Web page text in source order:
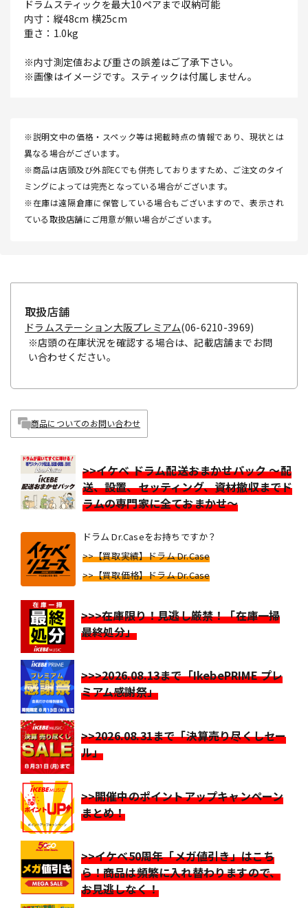
ドラムスティックを最大10ペアまで収納可能
内寸：縦48cm 横25cm
重さ：1.0kg
※内寸測定値および重さの誤差はご了承下さい。
※画像はイメージです。スティックは付属しません。
※説明文中の価格・スペック等は掲載時点の情報であり、現状とは
異なる場合がございます。
※商品は店頭及び外部ECでも併売しておりますため、ご注文のタイ
ミングによっては完売となっている場合がございます。
※在庫は遠隔倉庫に保管している場合もございますので、表示され
ている取扱店舗にご用意が無い場合がございます。
取扱店舗
ドラムステーション大阪プレミアム(06-6210-3969)
※店頭の在庫状況を確認する場合は、記載店舗までお問
い合わせください。
商品についてのお問い合わせ
>>イケベ ドラム配送おまかせパック ～配
送、設置、セッティング、資材撤収までド
ラムの専門家に全ておまかせ～
ドラム Dr.Caseをお持ちですか？
>>【買取実績】ドラム Dr.Case
>>【買取価格】ドラム Dr.Case
>>>在庫限り！見逃し厳禁！「在庫一掃
最終処分」
>>>2026.08.13まで「IkebePRIME プレ
ミアム感謝祭」
>>2026.08.31まで「決算売り尽くしセー
ル」
>>開催中のポイントアップキャンペーン
まとめ！
>>イケベ50周年「メガ値引き」はこち
ら！商品は頻繁に入れ替わりますので、
お見逃しなく！